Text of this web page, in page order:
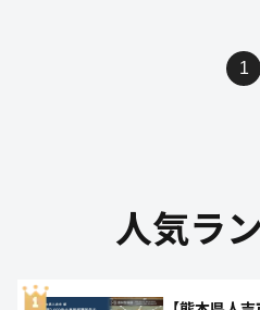
1
人気ラ